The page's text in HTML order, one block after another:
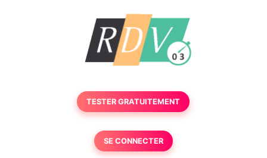
TESTER GRATUITEMENT
SE CONNECTER